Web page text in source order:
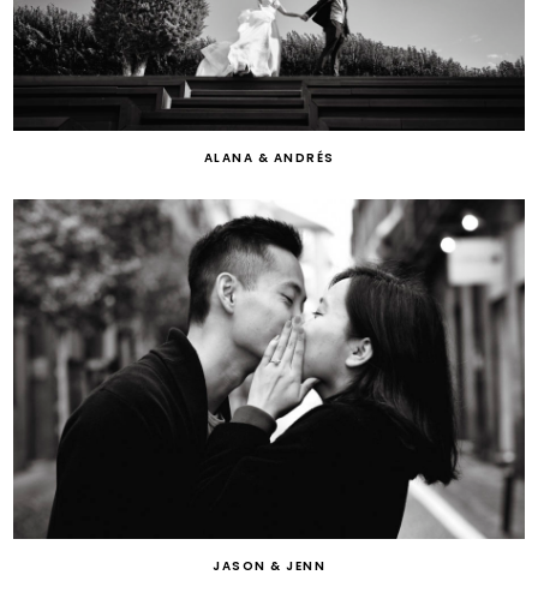
ALANA & ANDRÉS
JASON & JENN